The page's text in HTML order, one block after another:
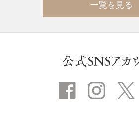
一覧を見る
公式SNSアカ